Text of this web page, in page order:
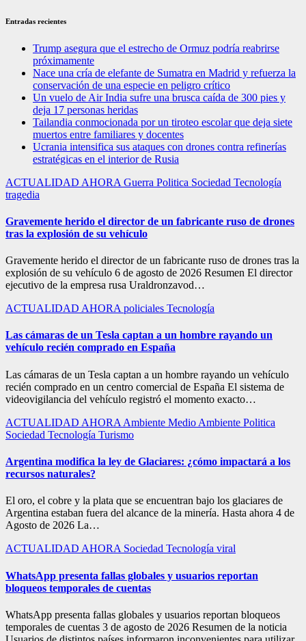
Entradas recientes
Trump asegura que el estrecho de Ormuz podría reabrirse
próximamente
Nace una cría de elefante de Sumatra en Madrid y refuerza la
conservación de una especie en peligro crítico
Un vuelo de Air India sufre una brusca caída de 300 pies y
deja 17 personas heridas
Tailandia conmocionada por un tiroteo escolar que deja siete
muertos entre familiares y docentes
Ucrania intensifica sus ataques con drones contra refinerías
estratégicas en el interior de Rusia
ACTUALIDAD AHORA Guerra Politica Sociedad Tecnología
tragedia
Gravemente herido el director de un fabricante ruso de drones
tras la explosión de su vehículo
Gravemente herido el director de un fabricante ruso de drones tras la
explosión de su vehículo 6 de agosto de 2026 Resumen El director
ejecutivo de la empresa rusa Uraldronzavod…
ACTUALIDAD AHORA policiales Tecnología
Las cámaras de un Tesla captan a un hombre rayando un
vehículo recién comprado en España
Las cámaras de un Tesla captan a un hombre rayando un vehículo
recién comprado en un centro comercial de España El sistema de
videovigilancia del vehículo registró el momento exacto…
ACTUALIDAD AHORA Ambiente Medio Ambiente Politica
Sociedad Tecnología Turismo
Argentina modifica la ley de Glaciares: ¿cómo impactará a los
recursos naturales?
El oro, el cobre y la plata que se encuentran bajo los glaciares de
Argentina estaban fuera del alcance de la minería. Hasta ahora 4 de
Agosto de 2026 La…
ACTUALIDAD AHORA Sociedad Tecnología viral
WhatsApp presenta fallas globales y usuarios reportan
bloqueos temporales de cuentas
WhatsApp presenta fallas globales y usuarios reportan bloqueos
temporales de cuentas 3 de agosto de 2026 Resumen de la noticia